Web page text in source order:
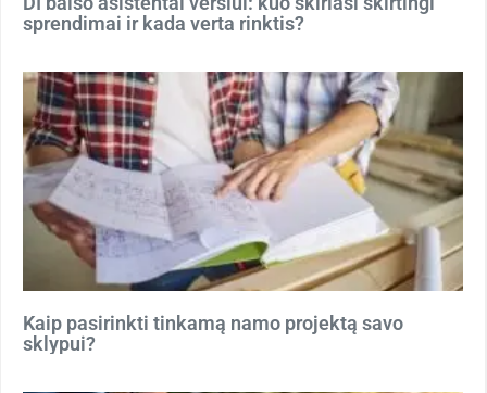
sprendimai ir kada verta rinktis?
Kaip pasirinkti tinkamą namo projektą savo
sklypui?